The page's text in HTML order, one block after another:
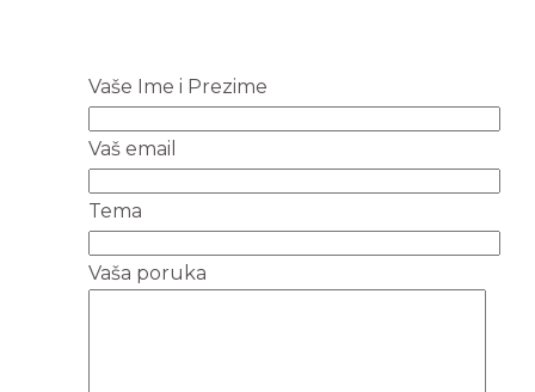
Vaše Ime i Prezime
Vaš email
Tema
Vaša poruka